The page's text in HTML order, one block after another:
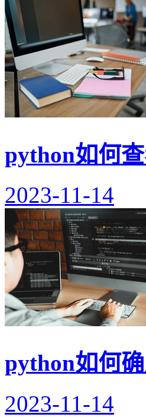
python如何
2023-11-14
python如何
2023-11-14